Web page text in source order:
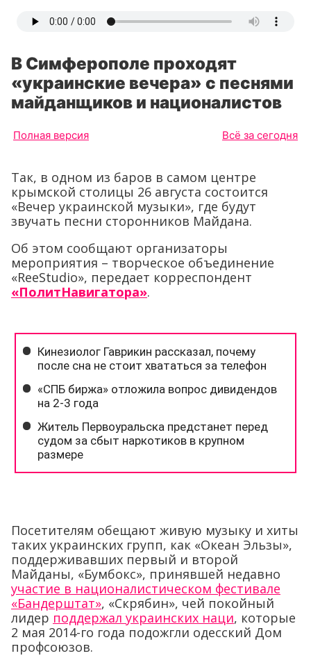
В Симферополе проходят
«украинские вечера» с песнями
майданщиков и националистов
Полная версия Всё за сегодня
Так, в одном из баров в самом центре
крымской столицы 26 августа состоится
«Вечер украинской музыки», где будут
звучать песни сторонников Майдана.
Об этом сообщают организаторы
мероприятия – творческое объединение
«ReeStudio», передает корреспондент
«ПолитНавигатора».
Посетителям обещают живую музыку и хиты
таких украинских групп, как «Океан Эльзы»,
поддерживавших первый и второй
Майданы, «Бумбокс», принявшей недавно
участие в националистическом фестивале
«Бандерштат», «Скрябин», чей покойный
лидер поддержал украинских наци, которые
2 мая 2014-го года подожгли одесский Дом
профсоюзов.